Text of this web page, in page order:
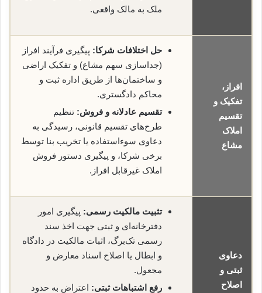
ملک به مالک واقعی.
افراز،
تفکیک و
تقسیم
املاک
مشاع
حل اختلافات شرکا: پیگیری فرآیند افراز
(جداسازی سهم مشاع) و تفکیک اراضی
و ساختمان‌ها از طریق اداره ثبت و
محاکم دادگستری.
تقسیم عادلانه و فروش: تنظیم
طرح‌های تقسیم قانونی، رسیدگی به
دعاوی سوءاستفاده یا تخریب بنا توسط
برخی شرکا، و پیگیری دستور فروش
املاک غیرقابل افراز.
دعاوی
ثبتی و
اصلاح
تثبیت مالکیت رسمی: پیگیری امور
دفترخانه‌ای و ثبتی جهت اخذ سند
رسمی تک‌برگ، اثبات مالکیت در دادگاه
و ابطال یا اصلاح اسناد معارض و
مجعول.
رفع اشتباهات ثبتی: اعتراض به حدود